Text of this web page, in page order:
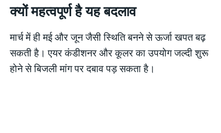
क्यों महत्वपूर्ण है यह बदलाव
मार्च में ही मई और जून जैसी स्थिति बनने से ऊर्जा खपत बढ़
सकती है। एयर कंडीशनर और कूलर का उपयोग जल्दी शुरू
होने से बिजली मांग पर दबाव पड़ सकता है।